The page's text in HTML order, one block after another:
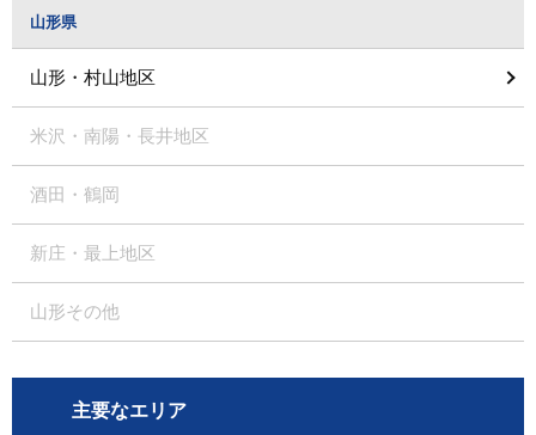
山形県
山形・村山地区
米沢・南陽・長井地区
酒田・鶴岡
新庄・最上地区
山形その他
主要なエリア